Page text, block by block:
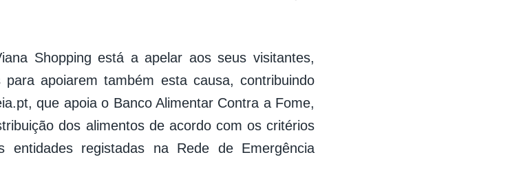
Shopping está a apelar aos seus visitantes,
para apoiarem também esta causa, contribuindo
que apoia o Banco Alimentar Contra a Fome,
dos alimentos de acordo com os critérios
registadas na Rede de Emergência